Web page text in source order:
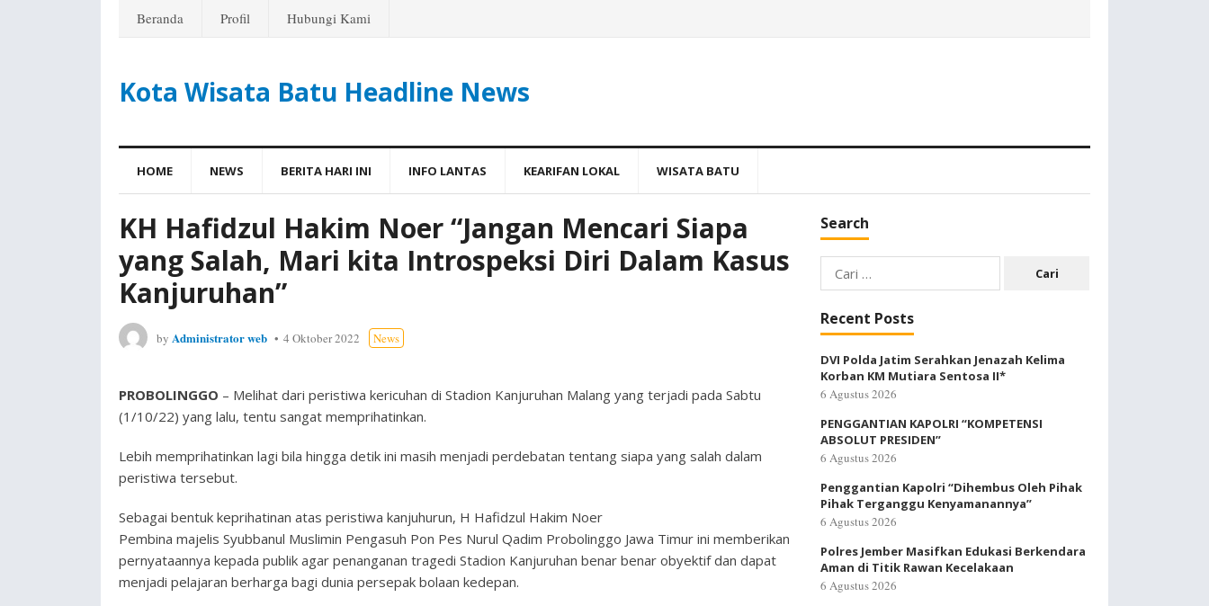
Beranda Profil Hubungi Kami
Kota Wisata Batu Headline News
HOME NEWS BERITA HARI INI INFO LANTAS KEARIFAN LOKAL WISATA BATU
KH Hafidzul Hakim Noer “Jangan Mencari Siapa
yang Salah, Mari kita Introspeksi Diri Dalam Kasus
Kanjuruhan”
by Administrator web 4 Oktober 2022 News
PROBOLINGGO – Melihat dari peristiwa kericuhan di Stadion Kanjuruhan Malang yang terjadi pada Sabtu
(1/10/22) yang lalu, tentu sangat memprihatinkan.
Lebih memprihatinkan lagi bila hingga detik ini masih menjadi perdebatan tentang siapa yang salah dalam
peristiwa tersebut.
Sebagai bentuk keprihatinan atas peristiwa kanjuhurun, H Hafidzul Hakim Noer
Pembina majelis Syubbanul Muslimin Pengasuh Pon Pes Nurul Qadim Probolinggo Jawa Timur ini memberikan
pernyataannya kepada publik agar penanganan tragedi Stadion Kanjuruhan benar benar obyektif dan dapat
menjadi pelajaran berharga bagi dunia persepak bolaan kedepan.
Search
Cari
untuk:
Recent Posts
DVI Polda Jatim Serahkan Jenazah Kelima
Korban KM Mutiara Sentosa II*
6 Agustus 2026
PENGGANTIAN KAPOLRI “KOMPETENSI
ABSOLUT PRESIDEN”
6 Agustus 2026
Penggantian Kapolri “Dihembus Oleh Pihak
Pihak Terganggu Kenyamanannya”
6 Agustus 2026
Polres Jember Masifkan Edukasi Berkendara
Aman di Titik Rawan Kecelakaan
6 Agustus 2026